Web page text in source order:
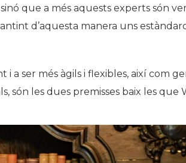
que a més aquests experts són
d’aquesta manera uns
a ser més àgils i flexibles, així com
són les dues premisses baix les que